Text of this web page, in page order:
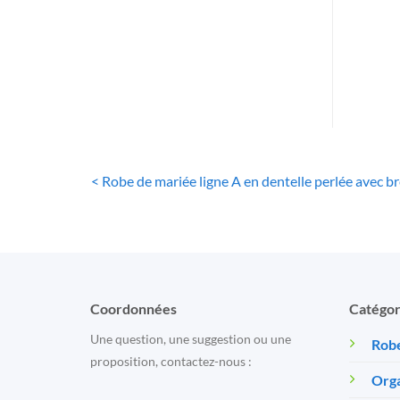
< Robe de mariée ligne A en dentelle perlée avec
Coordonnées
Une question, une suggestion ou une
proposition, contactez-nous :